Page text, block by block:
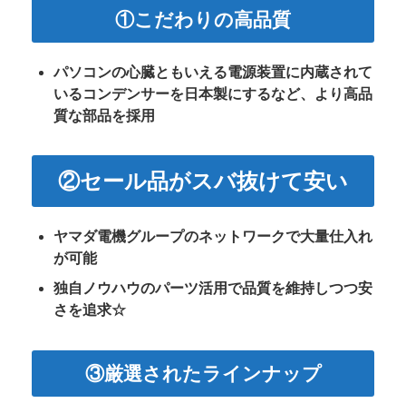
①こだわりの高品質
パソコンの心臓ともいえる電源装置に内蔵されて
いるコンデンサーを 日本製にするなど、
より高品
質な部品を採用
②セール品がスバ抜けて安い
ヤマダ電機グループのネットワークで大量仕入れ
が可能
独自ノウハウのパーツ活用で品質を維持しつつ安
さを追求☆
③厳選されたラインナップ